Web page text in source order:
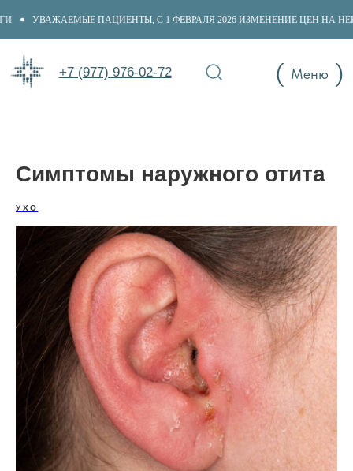
УВАЖАЕМЫЕ ПАЦИЕНТЫ, С 1 ФЕВРАЛЯ 2026 ИЗМЕНЕНИЕ ЦЕН НА
+7 (977) 976-02-72
Симптомы наружного отита
УХО